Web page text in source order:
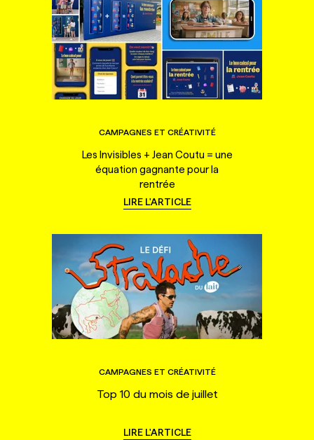
CAMPAGNES ET CRÉATIVITÉ
Les Invisibles + Jean Coutu = une
équation gagnante pour la
rentrée
LIRE L'ARTICLE
CAMPAGNES ET CRÉATIVITÉ
Top 10 du mois de juillet
LIRE L'ARTICLE